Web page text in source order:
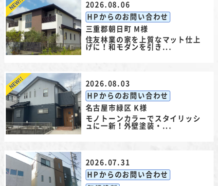
2026.08.06
HPからのお問い合わせ
三重郡朝日町 M様
住友林業の家を上質なマット仕上
げに！和モダンを引き...
2026.08.03
HPからのお問い合わせ
名古屋市緑区 K様
モノトーンカラーでスタイリッシ
ュに一新！外壁塗装・...
2026.07.31
HPからのお問い合わせ